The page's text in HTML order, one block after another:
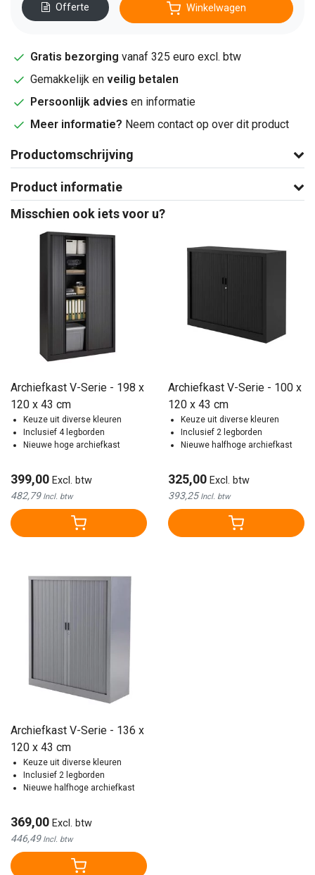
Offerte Winkelwagen
Gratis bezorging vanaf 325 euro excl. btw
Gemakkelijk en veilig betalen
Persoonlijk advies en informatie
Meer informatie? Neem contact op over dit product
Productomschrijving
Product informatie
Misschien ook iets voor u?
Archiefkast V-Serie - 198 x
120 x 43 cm
Keuze uit diverse kleuren
Inclusief 4 legborden
Nieuwe hoge archiefkast
399,00 Excl. btw
482,79 Incl. btw
Archiefkast V-Serie - 100 x
120 x 43 cm
Keuze uit diverse kleuren
Inclusief 2 legborden
Nieuwe halfhoge archiefkast
325,00 Excl. btw
393,25Incl. btw
Archiefkast V-Serie - 136 x
120 x 43 cm
Keuze uit diverse kleuren
Inclusief 2 legborden
Nieuwe halfhoge archiefkast
369,00 Excl. btw
446,49 Incl. btw